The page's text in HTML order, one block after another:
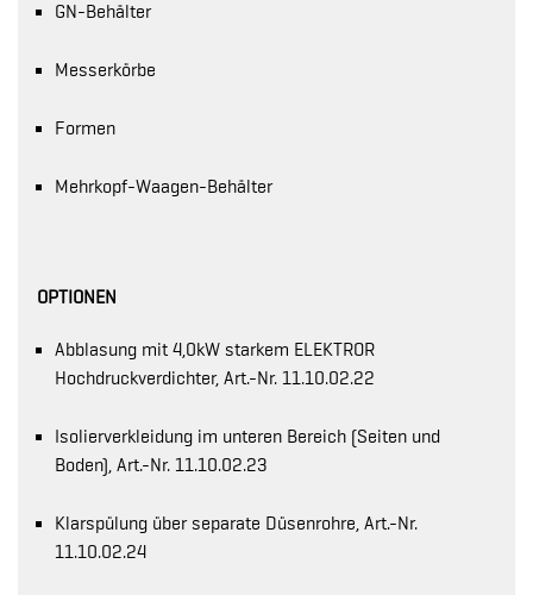
GN-Behälter
Messerkörbe
Formen
Mehrkopf-Waagen-Behälter
OPTIONEN
Abblasung mit 4,0kW starkem ELEKTROR
Hochdruckverdichter, Art.-Nr. 11.10.02.22
Isolierverkleidung im unteren Bereich (Seiten und
Boden), Art.-Nr. 11.10.02.23
Klarspülung über separate Düsenrohre, Art.-Nr.
11.10.02.24